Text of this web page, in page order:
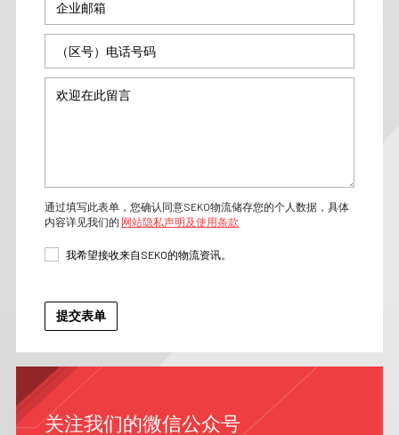
通过填写此表单，您确认同意SEKO物流储存您的个人数据，具体
内容详见我们的 网站隐私声明及使用条款
我希望接收来自SEKO的物流资讯。
关注我们的微信公众号